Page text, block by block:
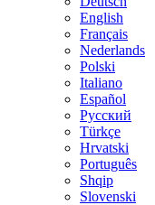
English
Français
Nederlands
Polski
Italiano
Español
Русский
Türkçe
Hrvatski
Português
Shqip
Slovenski